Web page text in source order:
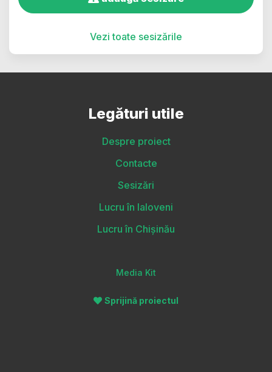
Vezi toate sesizările
Legături utile
Despre proiect
Contacte
Sesizări
Lucru în Ialoveni
Lucru în Chișinău
Media Kit
Sprijină proiectul